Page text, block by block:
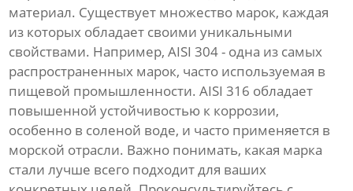
материал. Существует множество марок, каждая
из которых обладает своими уникальными
свойствами. Например, AISI 304 - одна из самых
распространенных марок, часто используемая в
пищевой промышленности. AISI 316 обладает
повышенной устойчивостью к коррозии,
особенно в соленой воде, и часто применяется в
морской отрасли. Важно понимать, какая марка
стали лучше всего подходит для ваших